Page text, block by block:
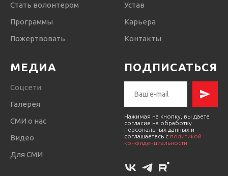
Стать волонтером
Программы
Пожертвовать
Устав
Карьера
Контакты
МЕДИА
Соцсети
Галерея
СМИ о нас
Видео
Для СМИ
ПОДПИСАТЬСЯ
Нажимая на кнопку, вы даете
согласие на обработку
персональных данных и
соглашаетесь c политикой
конфиденциальности